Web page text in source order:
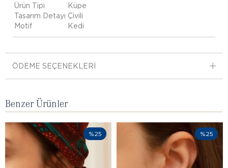
Ürün Tipi
Küpe
Tasarım Detayı Çivili
Motif
Kedi
ÖDEME SEÇENEKLERI
Benzer Ürünler
%25 %25